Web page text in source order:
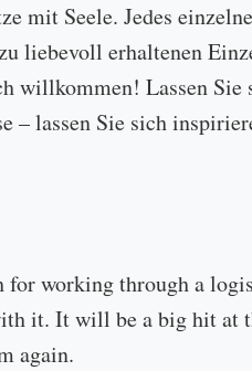
mit Seele. Jedes
liebevoll erhaltenen
Lassen Sie
lassen Sie sich
working through a
it. It will be a big hit
again.